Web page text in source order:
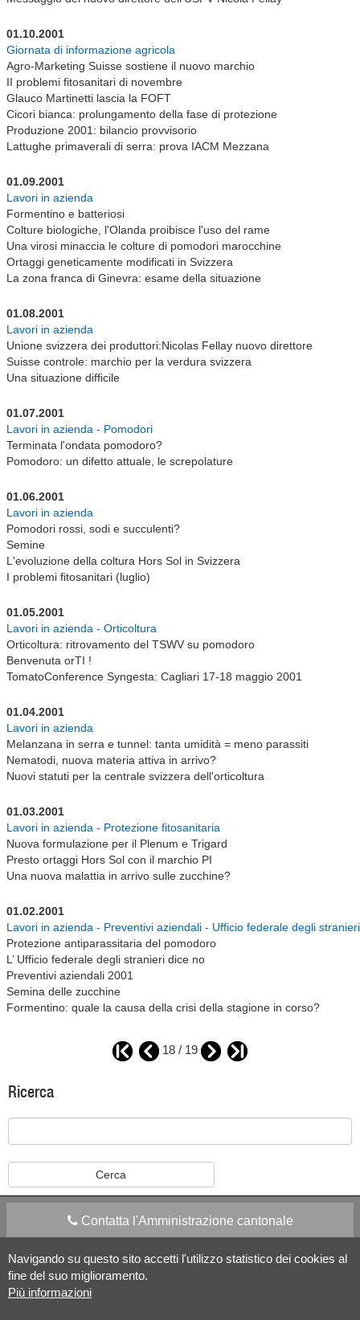
Navigando su questo sito accetti l'utilizzo statistico dei cookies al
fine del suo miglioramento.
Più informazioni
01.10.2001
Giornata di informazione agricola
Agro-Marketing Suisse sostiene il nuovo marchio
II problemi fitosanitari di novembre
Glauco Martinetti lascia la FOFT
Cicori bianca: prolungamento della fase di protezione
Produzione 2001: bilancio provvisorio
Lattughe primaverali di serra: prova IACM Mezzana
01.09.2001
Lavori in azienda
Formentino e batteriosi
Colture biologiche, l'Olanda proibisce l'uso del rame
Una virosi minaccia le colture di pomodori marocchine
Ortaggi geneticamente modificati in Svizzera
La zona franca di Ginevra: esame della situazione
01.08.2001
Lavori in azienda
Unione svizzera dei produttori:Nicolas Fellay nuovo direttore
Suisse controle: marchio per la verdura svizzera
Una situazione difficile
01.07.2001
Lavori in azienda - Pomodori
Terminata l'ondata pomodoro?
Pomodoro: un difetto attuale, le screpolature
01.06.2001
Lavori in azienda
Pomodori rossi, sodi e succulenti?
Semine
L'evoluzione della coltura Hors Sol in Svizzera
I problemi fitosanitari (luglio)
01.05.2001
Lavori in azienda - Orticoltura
Orticoltura: ritrovamento del TSWV su pomodoro
Benvenuta orTI !
TomatoConference Syngesta: Cagliari 17-18 maggio 2001
01.04.2001
Lavori in azienda
Melanzana in serra e tunnel: tanta umidità = meno parassiti
Nematodi, nuova materia attiva in arrivo?
Nuovi statuti per la centrale svizzera dell'orticoltura
01.03.2001
Lavori in azienda - Protezione fitosanitaria
Nuova formulazione per il Plenum e Trigard
Presto ortaggi Hors Sol con il marchio PI
Una nuova malattia in arrivo sulle zucchine?
01.02.2001
Lavori in azienda - Preventivi aziendali - Ufficio federale degli stranieri
Protezione antiparassitaria del pomodoro
L’ Ufficio federale degli stranieri dice no
Preventivi aziendali 2001
Semina delle zucchine
Formentino: quale la causa della crisi della stagione in corso?
18 / 19
Ricerca
Contatta l'Amministrazione cantonale
Apps Mobile Social media